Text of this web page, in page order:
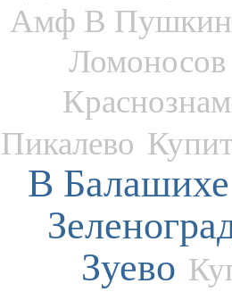
Амф В
Ломоносов
Пикалево
В Балашихе
Зуево